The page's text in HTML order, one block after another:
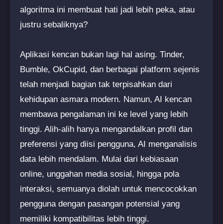
algoritma ini membuat hati jadi lebih peka, atau
justru sebaliknya?
Aplikasi kencan bukan lagi hal asing. Tinder,
Bumble, OkCupid, dan berbagai platform sejenis
telah menjadi bagian tak terpisahkan dari
kehidupan asmara modern. Namun, AI kencan
membawa pengalaman ini ke level yang lebih
tinggi. Alih-alih hanya mengandalkan profil dan
preferensi yang diisi pengguna, AI menganalisis
data lebih mendalam. Mulai dari kebiasaan
online, unggahan media sosial, hingga pola
interaksi, semuanya diolah untuk mencocokkan
pengguna dengan pasangan potensial yang
memiliki kompatibilitas lebih tinggi.